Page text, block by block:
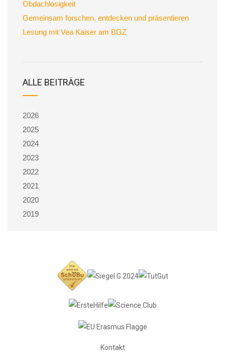
Obdachlosigkeit
Gemeinsam forschen, entdecken und präsentieren
Lesung mit Vea Kaiser am BGZ
ALLE BEITRÄGE
2026
2025
2024
2023
2022
2021
2020
2019
Kontakt